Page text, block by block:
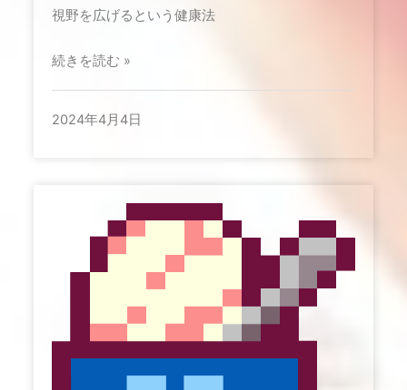
視野を広げるという健康法
続きを読む »
2024年4月4日